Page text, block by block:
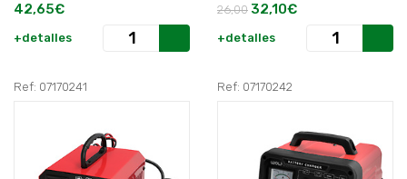
42,65€
+detalles
26,00 32,10€
+detalles
Ref: 07170241 Ref: 07170242